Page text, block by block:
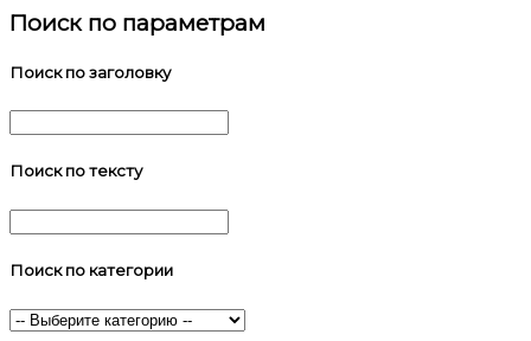
Поиск по параметрам
Поиск по заголовку
Поиск по тексту
Поиск по категории